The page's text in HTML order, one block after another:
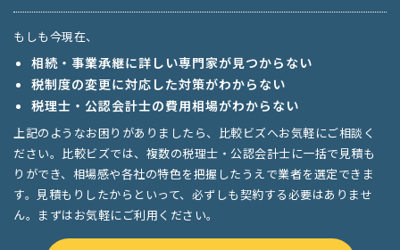
もしも今現在、
相続・事業承継に詳しい専門家が見つからない
税制度の変更に対応した対策がわからない
税理士・公認会計士の費用相場がわからない
上記のようなお困りがありましたら、比較ビズへお気軽にご相談く
ださい。比較ビズでは、複数の税理士・公認会計士に一括で見積も
りができ、相場感や各社の特色を把握したうえで業者を選定できま
す。見積もりしたからといって、必ずしも契約する必要はありませ
ん。まずはお気軽にご利用ください。